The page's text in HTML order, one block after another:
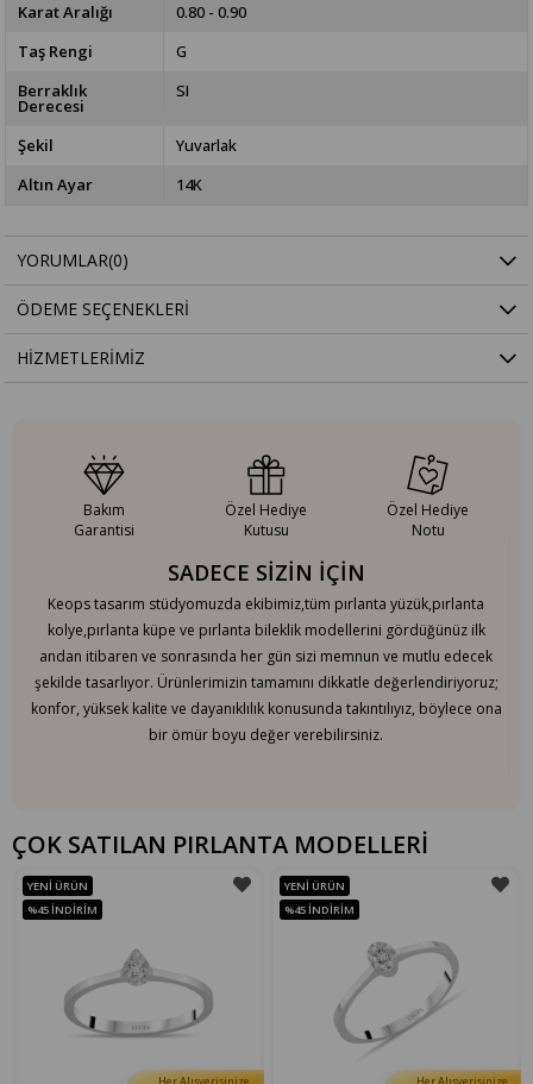
Karat Aralığı
0.80 - 0.90
Taş Rengi
G
Berraklık
Derecesi
SI
Şekil
Yuvarlak
Altın Ayar
14K
YORUMLAR(0)
ÖDEME SEÇENEKLERI
HIZMETLERIMIZ
SADECE SİZİN İÇİN
Keops tasarım stüdyomuzda ekibimiz,tüm pırlanta yüzük,pırlanta
kolye,pırlanta küpe ve pırlanta bileklik modellerini gördüğünüz ilk
andan itibaren ve sonrasında her gün sizi memnun ve mutlu edecek
şekilde tasarlıyor. Ürünlerimizin tamamını dikkatle değerlendiriyoruz;
konfor, yüksek kalite ve dayanıklılık konusunda takıntılıyız, böylece ona
bir ömür boyu değer verebilirsiniz.
Bakım
Garantisi
Özel Hediye
Kutusu
Özel Hediye
Notu
ÇOK SATILAN PIRLANTA MODELLERİ
Her Alışverişinize
YENI ÜRÜN
%45 İNDIRIM
Her Alışverişinize
YENI ÜRÜN
%45 İNDIRIM